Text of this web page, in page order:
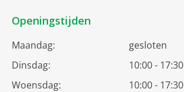
Openingstijden
Maandag:
gesloten
Dinsdag:
10:00 - 17:30
Woensdag:
10:00 - 17:30